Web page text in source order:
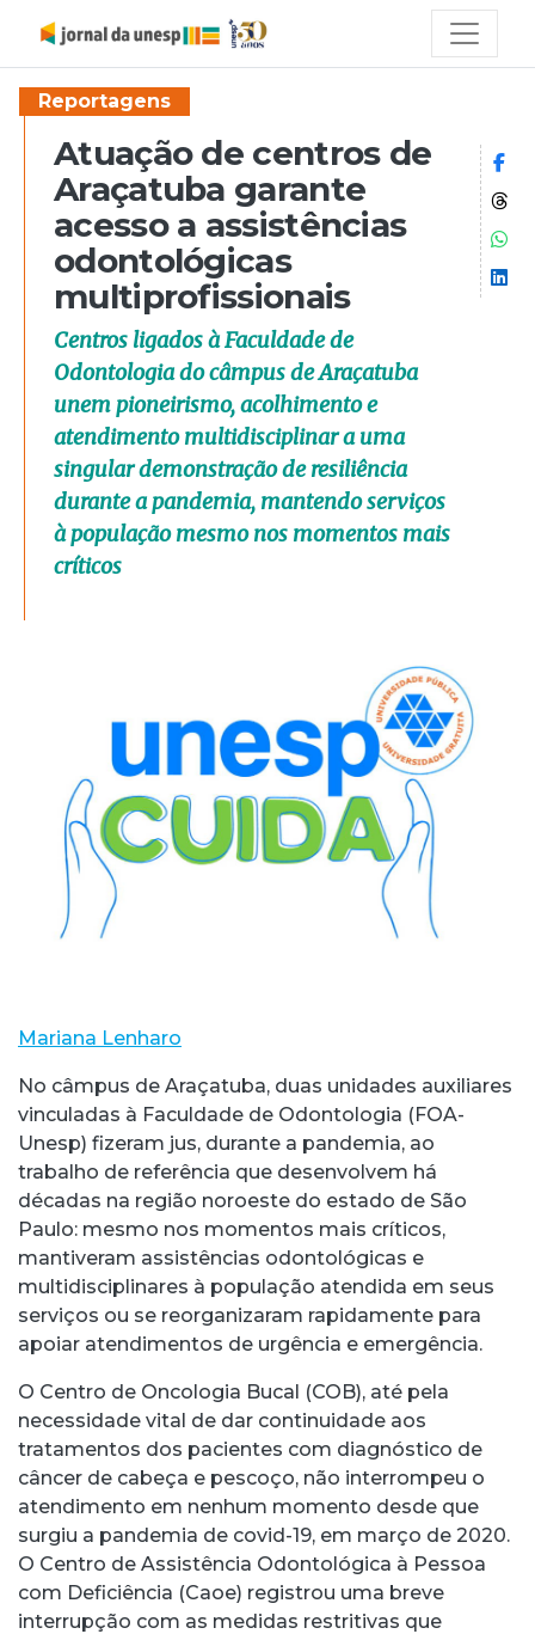
Reportagens
Atuação de centros de
Araçatuba garante
acesso a assistências
odontológicas
multiprofissionais
Centros ligados à Faculdade de
Odontologia do câmpus de Araçatuba
unem pioneirismo, acolhimento e
atendimento multidisciplinar a uma
singular demonstração de resiliência
durante a pandemia, mantendo serviços
à população mesmo nos momentos mais
críticos
Mariana Lenharo
No câmpus de Araçatuba, duas unidades auxiliares
vinculadas à Faculdade de Odontologia (FOA-
Unesp) fizeram jus, durante a pandemia, ao
trabalho de referência que desenvolvem há
décadas na região noroeste do estado de São
Paulo: mesmo nos momentos mais críticos,
mantiveram assistências odontológicas e
multidisciplinares à população atendida em seus
serviços ou se reorganizaram rapidamente para
apoiar atendimentos de urgência e emergência.
O Centro de Oncologia Bucal (COB), até pela
necessidade vital de dar continuidade aos
tratamentos dos pacientes com diagnóstico de
câncer de cabeça e pescoço, não interrompeu o
atendimento em nenhum momento desde que
surgiu a pandemia de covid-19, em março de 2020.
O Centro de Assistência Odontológica à Pessoa
com Deficiência (Caoe) registrou uma breve
interrupção com as medidas restritivas que